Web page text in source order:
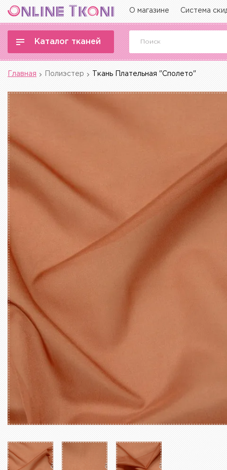
О магазине Система
Каталог тканей
Главная Полиэстер Ткань Плательная "Сполето"